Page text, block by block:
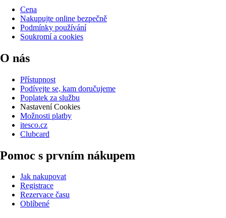
Cena
Nakupujte online bezpečně
Podmínky používání
Soukromí a cookies
O nás
Přístupnost
Podívejte se, kam doručujeme
Poplatek za službu
Nastavení Cookies
Možnosti platby
itesco.cz
Clubcard
Pomoc s prvním nákupem
Jak nakupovat
Registrace
Rezervace času
Oblíbené